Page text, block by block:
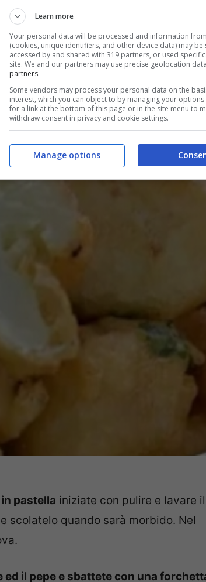
pastella iniziate con pulire e lavare il
scolatelo quando sarà morbido. Nel
il pepe e sbattete con una
Learn more
Your personal data will be processed and information
(cookies, unique identifiers, and other device data) may be
accessed by and shared with 319 partners, or used
site. We and our partners may use precise geolocation
partners.
Some vendors may process your personal data on the
interest, which you can object to by managing your
for a link at the bottom of this page or in the site menu to
withdraw consent in privacy and cookie settings.
Manage options